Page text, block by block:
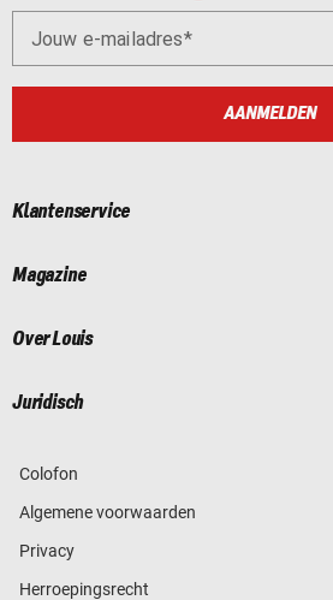
Jouw e-mailadres
AANMELDEN
Klantenservice
Magazine
Over Louis
Juridisch
Colofon
Algemene voorwaarden
Privacy
Herroepingsrecht